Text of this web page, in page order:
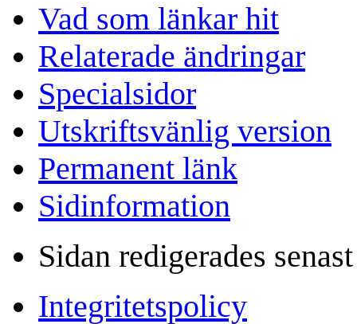
Vad som länkar hit
Relaterade ändringar
Specialsidor
Utskriftsvänlig version
Permanent länk
Sidinformation
Sidan redigerades
Integritetspolicy